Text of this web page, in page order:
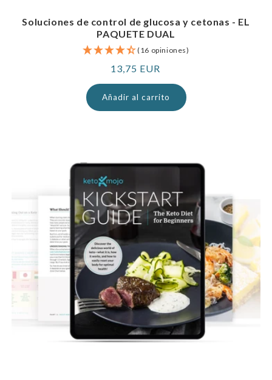
Soluciones de control de glucosa y cetonas - EL
PAQUETE DUAL
(16 opiniones)
Precio
normal
13,75 EUR
Añadir al carrito